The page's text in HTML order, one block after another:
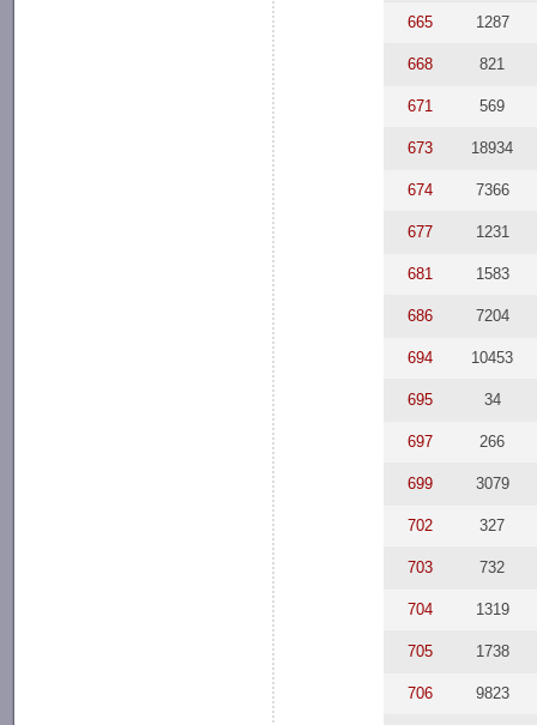
665 1287
668 821
671 569
673 18934
674 7366
677 1231
681 1583
686 7204
694 10453
695 34
697 266
699 3079
702 327
703 732
704 1319
705 1738
706 9823